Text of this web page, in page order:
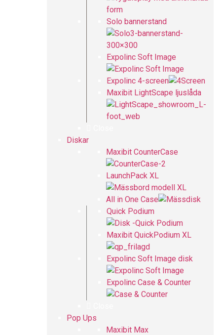
Solo bannerstand
Expolinc Soft Image
Expolinc 4-screen
Maxibit LightScape ljuslåda
Diskar
Maxibit CounterCase
LaunchPack XL
All in One Case
Quick Podium
Maxibit QuickPodium XL
Expolinc Soft Image disk
Expolinc Case & Counter
Pop Ups
Maxibit Max